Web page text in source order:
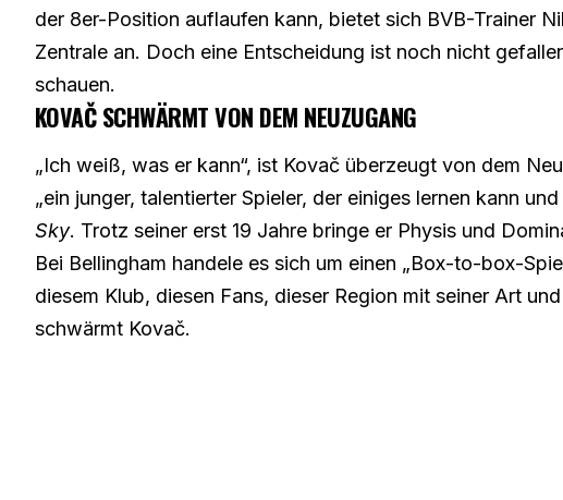
der 8er-Position auflaufen kann, bietet sich BVB-Trainer
Zentrale an. Doch eine Entscheidung ist noch nicht
schauen.
KOVAČ SCHWÄRMT VON DEM NEUZUGANG
„Ich weiß, was er kann“, ist Kovač überzeugt von dem
„ein junger, talentierter Spieler, der einiges lernen kann
Sky. Trotz seiner erst 19 Jahre bringe er Physis und
Bei Bellingham handele es sich um einen „Box-to-box-
diesem Klub, diesen Fans, dieser Region mit seiner Art
schwärmt Kovač.